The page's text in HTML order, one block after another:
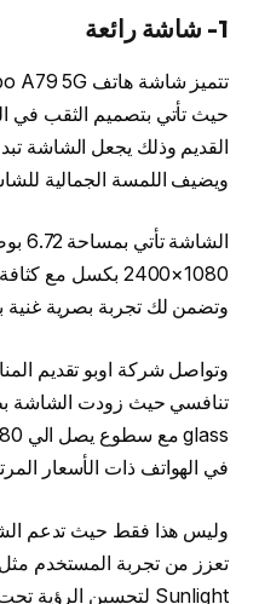
1- شاشة رائعة
حيث تأتي بتصميم الثقب
القديم وذلك يجعل الشاشة
ويضيف اللمسة الجمالية
وتضمن لك تجربة بصرية غنية
وتواصل شركة اوبو تقديم
في الهواتف ذات الأسعار
وليس هذا فقط حيث تدعم